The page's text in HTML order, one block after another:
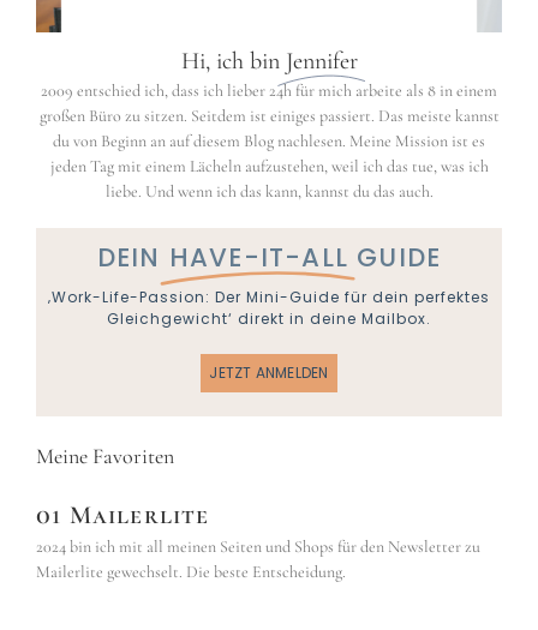
Hi, ich bin Jennifer
2009 entschied ich, dass ich lieber 24h für mich arbeite als 8 in einem
großen Büro zu sitzen. Seitdem ist einiges passiert. Das meiste kannst
du von Beginn an auf diesem Blog nachlesen. Meine Mission ist es
jeden Tag mit einem Lächeln aufzustehen, weil ich das tue, was ich
liebe. Und wenn ich das kann, kannst du das auch.
DEIN HAVE-IT-ALL GUIDE
‚Work-Life-Passion: Der Mini-Guide für dein perfektes
Gleichgewicht‘ direkt in deine Mailbox.
JETZT ANMELDEN
Meine Favoriten
01 Mailerlite
2024 bin ich mit all meinen Seiten und Shops für den Newsletter zu
Mailerlite gewechselt. Die beste Entscheidung.